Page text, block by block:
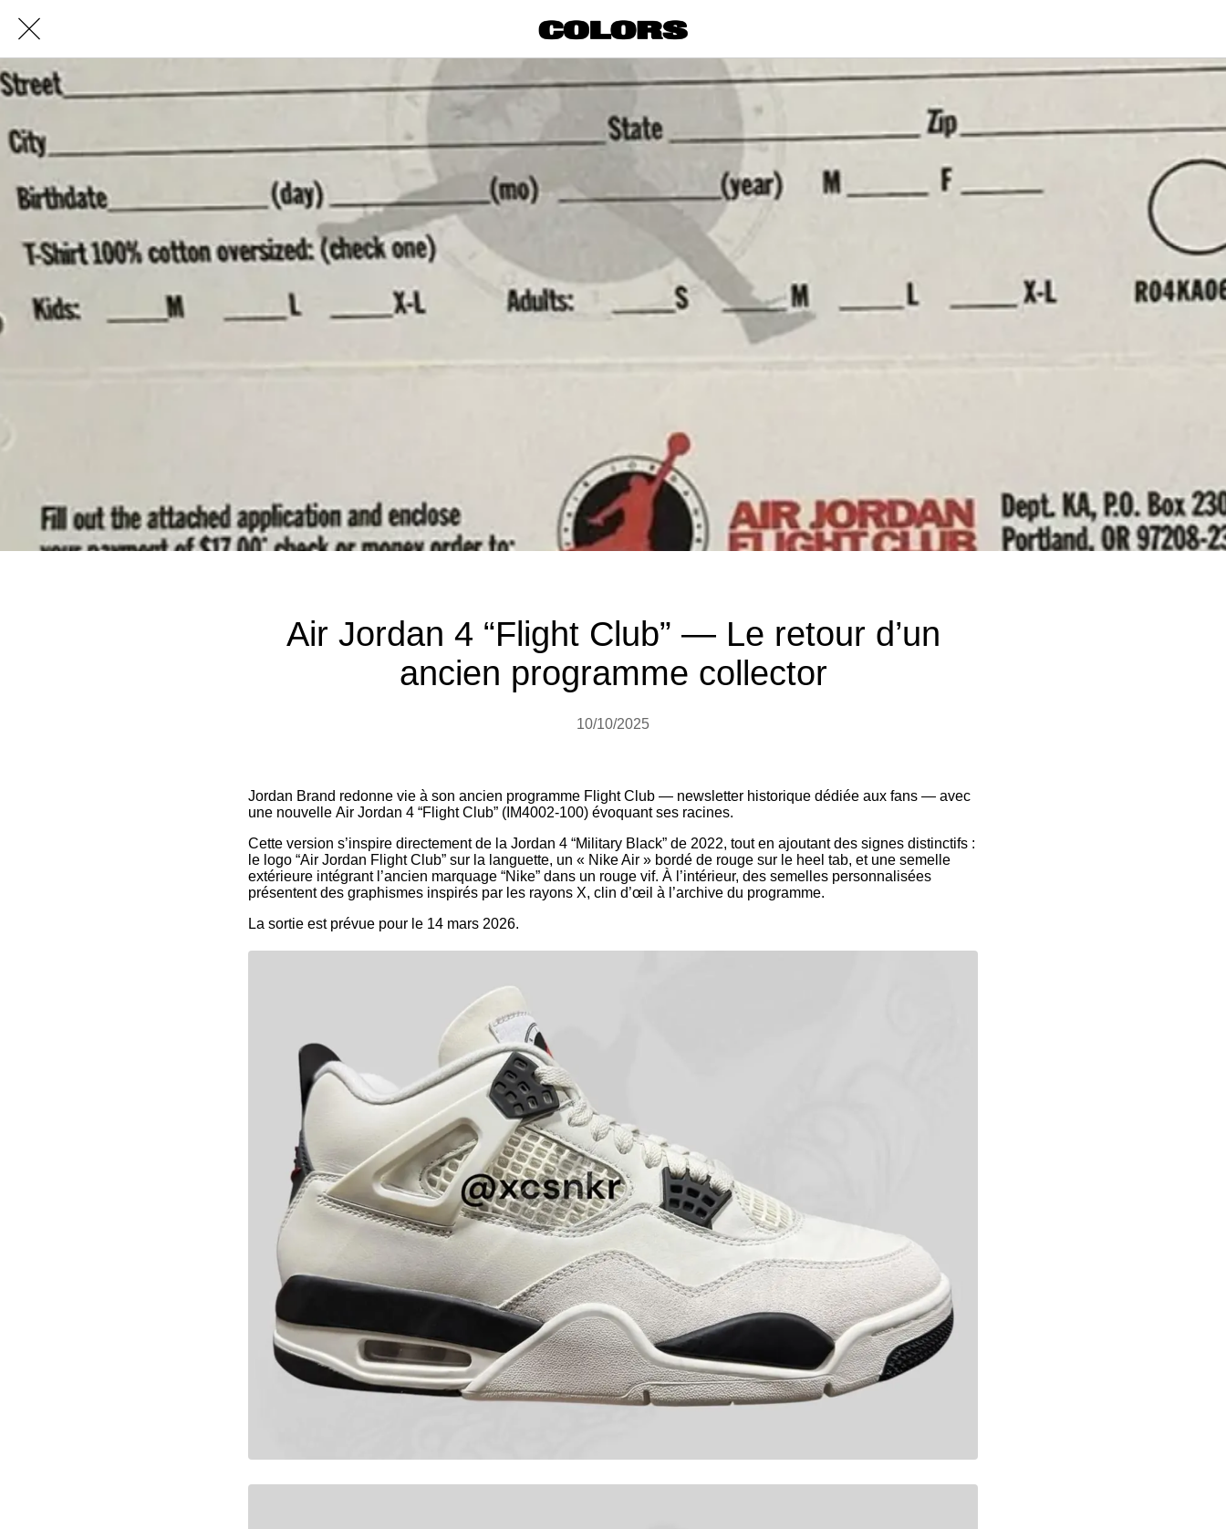
Air Jordan 4 “Flight Club” — Le retour d’un
ancien programme collector
10/10/2025
Jordan Brand redonne vie à son ancien programme Flight Club — newsletter historique dédiée aux fans — avec
une nouvelle Air Jordan 4 “Flight Club” (IM4002-100) évoquant ses racines.
Cette version s’inspire directement de la Jordan 4 “Military Black” de 2022, tout en ajoutant des signes distinctifs :
le logo “Air Jordan Flight Club” sur la languette, un « Nike Air » bordé de rouge sur le heel tab, et une semelle
extérieure intégrant l’ancien marquage “Nike” dans un rouge vif. À l’intérieur, des semelles personnalisées
présentent des graphismes inspirés par les rayons X, clin d’œil à l’archive du programme.
La sortie est prévue pour le 14 mars 2026.